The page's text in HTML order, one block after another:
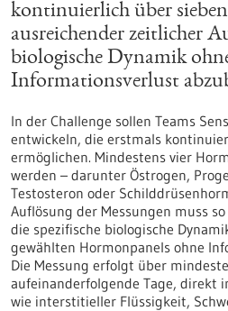
kontinuierlich über
ausreichender zeitlicher
biologische Dynamik
Informationsverlust
In der Challenge sollen Teams
entwickeln, die erstmals
ermöglichen. Mindestens vier
werden – darunter Östrogen,
Testosteron oder
Auflösung der Messungen muss
die spezifische biologische
gewählten Hormonpanels ohne
Die Messung erfolgt über
aufeinanderfolgende Tage, direkt
wie interstitieller Flüssigkeit,